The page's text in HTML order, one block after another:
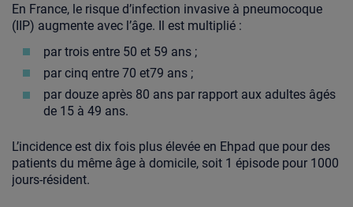
En France, le risque d’infection invasive à pneumocoque
(IIP) augmente avec l’âge. Il est multiplié :
par trois entre 50 et 59 ans ;
par cinq entre 70 et79 ans ;
par douze après 80 ans par rapport aux adultes âgés
de 15 à 49 ans.
L’incidence est dix fois plus élevée en Ehpad que pour des
patients du même âge à domicile, soit 1 épisode pour 1000
jours-résident.